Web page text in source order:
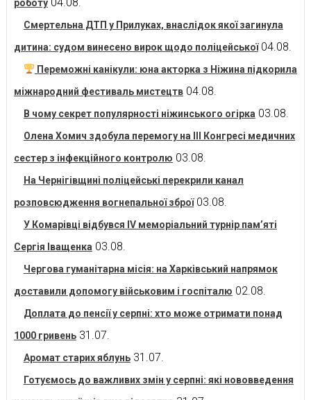
роботу
Смертельна ДТП у Прилуках, внаслідок якої загинула
дитина: судом винесено вирок щодо поліцейської 04.08.
Переможні канікули: юна акторка з Ніжина підкорила
міжнародний фестиваль мистецтв 04.08.
В чому секрет популярності ніжинського огірка 03.08.
Олена Хомич здобула перемогу на ІІІ Конгресі медичних
сестер з інфекційного контролю 03.08.
На Чернігівщині поліцейські перекрили канал
розповсюдження вогнепальної зброї 03.08.
У Комарівці відбувся IV меморіальний турнір пам’яті
Сергія Іващенка 03.08.
Чергова гуманітарна місія: на Харківський напрямок
доставили допомогу військовим і госпіталю 02.08.
Доплата до пенсії у серпні: хто може отримати понад
1000 гривень 31.07.
Аромат старих яблунь 31.07.
Готуємось до важливих змін у серпні: які нововведення